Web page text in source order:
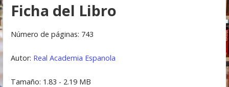
Ficha del Libro
Número de páginas: 743
Autor: Real Academia Espanola
Tamaño: 1.83 - 2.19 MB